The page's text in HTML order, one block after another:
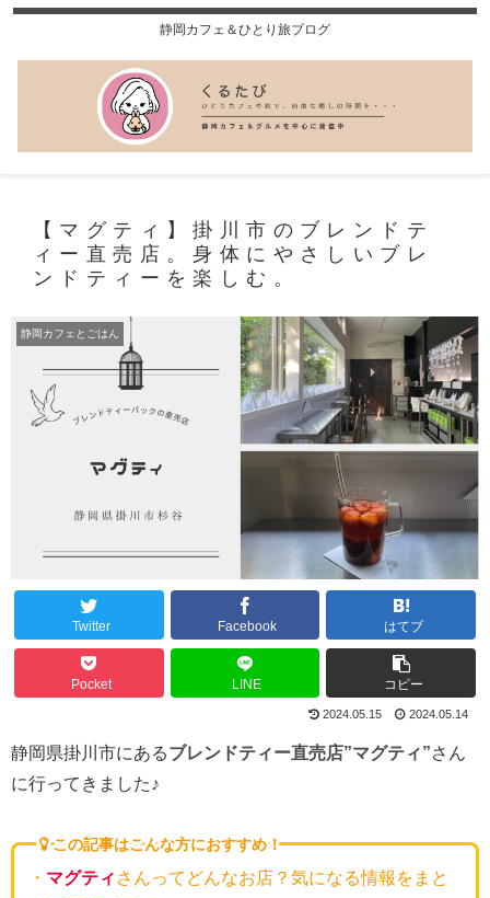
静岡カフェ＆ひとり旅ブログ
【マグティ】掛川市のブレンドテ
ィー直売店。身体にやさしいブレ
ンドティーを楽しむ。
静岡カフェとごはん
Twitter Facebook はてブ
Pocket LINE コピー
2024.05.15 2024.05.14
静岡県掛川市にあるブレンドティー直売店”マグティ”さん
に行ってきました♪
この記事はこんな方におすすめ！
・ マグティ さんってどんなお店？気になる情報をまと